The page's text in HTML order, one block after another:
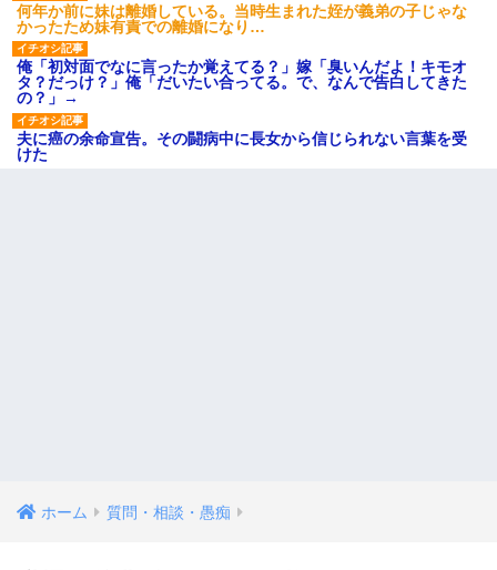
何年か前に妹は離婚している。当時生まれた姪が義弟の子じゃな
かったため妹有責での離婚になり…
俺「初対面でなに言ったか覚えてる？」嫁「臭いんだよ！キモオ
タ？だっけ？」俺「だいたい合ってる。で、なんで告白してきた
の？」→
夫に癌の余命宣告。その闘病中に長女から信じられない言葉を受
けた
ホーム 質問・相談・愚痴